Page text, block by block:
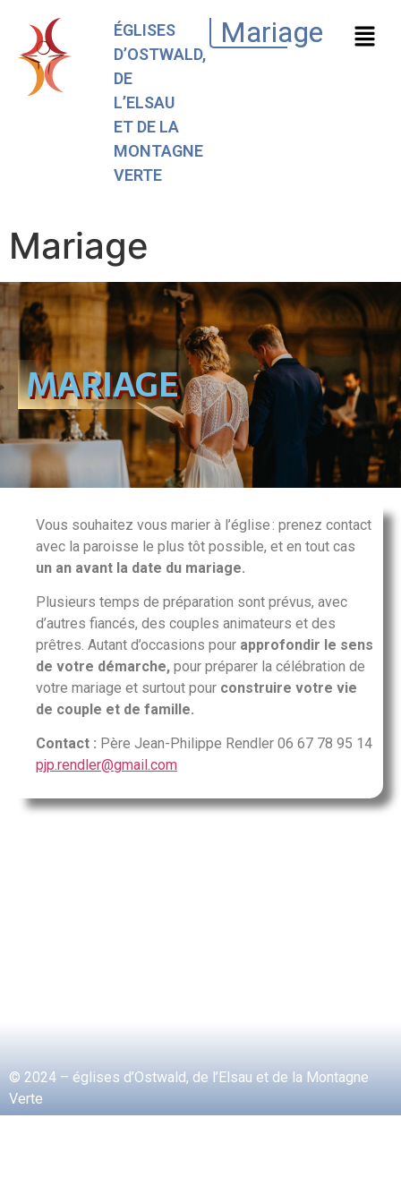
ÉGLISES
D’OSTWALD,
DE
L’ELSAU
ET DE LA
MONTAGNE
VERTE
Mariage
Mariage
MARIAGE
Vous souhaitez vous marier à l’église : prenez contact
avec la paroisse le plus tôt possible, et en tout cas
un an avant la date du mariage.
Plusieurs temps de préparation sont prévus, avec
d’autres fiancés, des couples animateurs et des
prêtres. Autant d’occasions pour approfondir le sens
de votre démarche, pour préparer la célébration de
votre mariage et surtout pour construire votre vie
de couple et de famille.
Contact : Père Jean-Philippe Rendler 06 67 78 95 14
pjp.rendler@gmail.com
© 2024 – églises d’Ostwald, de l’Elsau et de la Montagne
Verte